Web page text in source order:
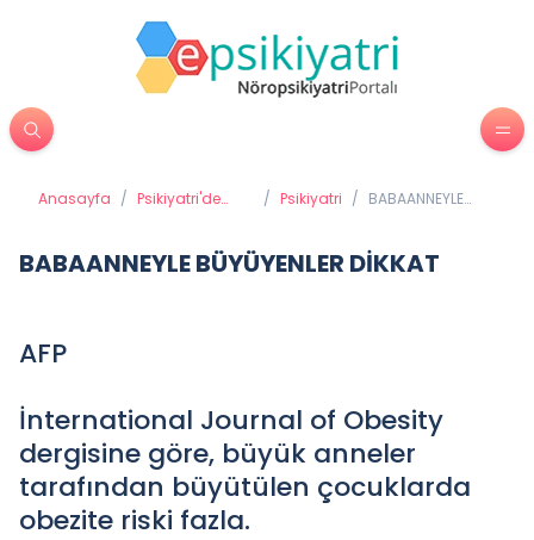
Anasayfa / Psikiyatri'de
/ Psikiyatri / BABAANNEYLE
BABAANNEYLE BÜYÜYENLER DİKKAT
AFP
İnternational Journal of Obesity
dergisine göre, büyük anneler
tarafından büyütülen çocuklarda
obezite riski fazla.